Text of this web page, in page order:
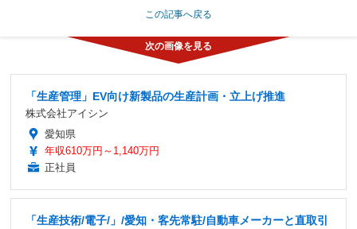
この記事へ戻る
「生産管理」EV向け新製品の生産計画・立上げ推進
株式会社アイシン
愛知県
年収610万円～1,140万円
正社員
「生産技術/電子/」/愛知・客先常駐/自動車メーカーと直取引